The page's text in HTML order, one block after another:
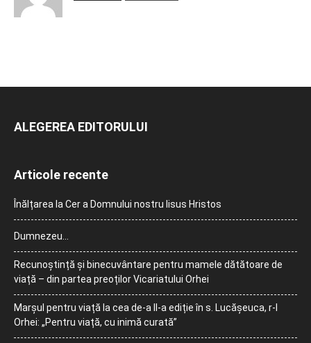
ALEGEREA EDITORULUI
Articole recente
Înălțarea la Cer a Domnului nostru Iisus Hristos
Dumnezeu…
Recunoștință și binecuvântare pentru mamele dătătoare de
viață – din partea preoților Vicariatului Orhei
Marșul pentru viață la cea de-a II-a ediție în s. Lucășeuca, r-l
Orhei: „Pentru viață, cu inimă curată”